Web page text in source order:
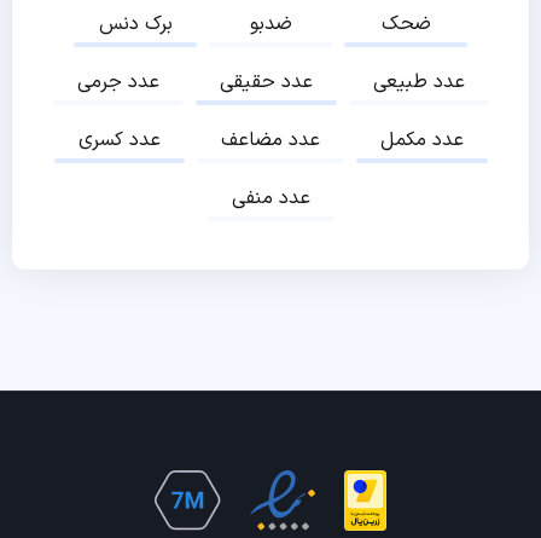
برک دنس
ضدبو
ضحک
عدد جرمی
عدد حقیقی
عدد طبیعی
عدد کسری
عدد مضاعف
عدد مکمل
عدد منفی